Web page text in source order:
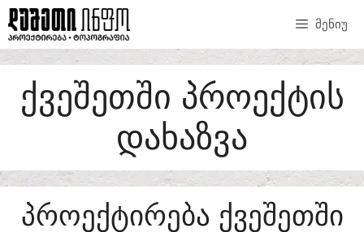
SKIP
TO
CONTENT
ᲛᲔᲜᲘᲣ
ᲥᲕᲔᲨᲔᲗᲨᲘ ᲞᲠᲝᲔᲥᲢᲘᲡ
ᲓᲐᲮᲐᲖᲕᲐ
ᲞᲠᲝᲔᲥᲢᲘᲠᲔᲑᲐ ᲥᲕᲔᲨᲔᲗᲨᲘ